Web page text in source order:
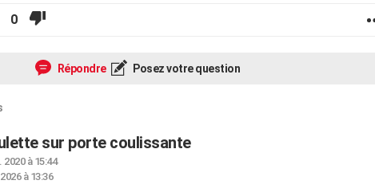
0
Répondre Posez votre question
sur porte coulissante
2020 à 15:44
à 13:36